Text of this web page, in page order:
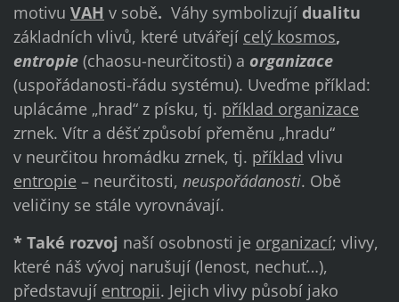
motivu VAH v sobě. Váhy symbolizují dualitu
základních vlivů, které utvářejí celý kosmos,
entropie (chaosu-neurčitosti) a organizace
(uspořádanosti-řádu systému). Uveďme příklad:
uplácáme „hrad“ z písku, tj. příklad organizace
zrnek. Vítr a déšť způsobí přeměnu „hradu“
v neurčitou hromádku zrnek, tj. příklad vlivu
entropie – neurčitosti, neuspořádanosti. Obě
veličiny se stále vyrovnávají.
* Také rozvoj naší osobnosti je organizací; vlivy,
které náš vývoj narušují (lenost, nechuť…),
představují entropii. Jejich vlivy působí jako